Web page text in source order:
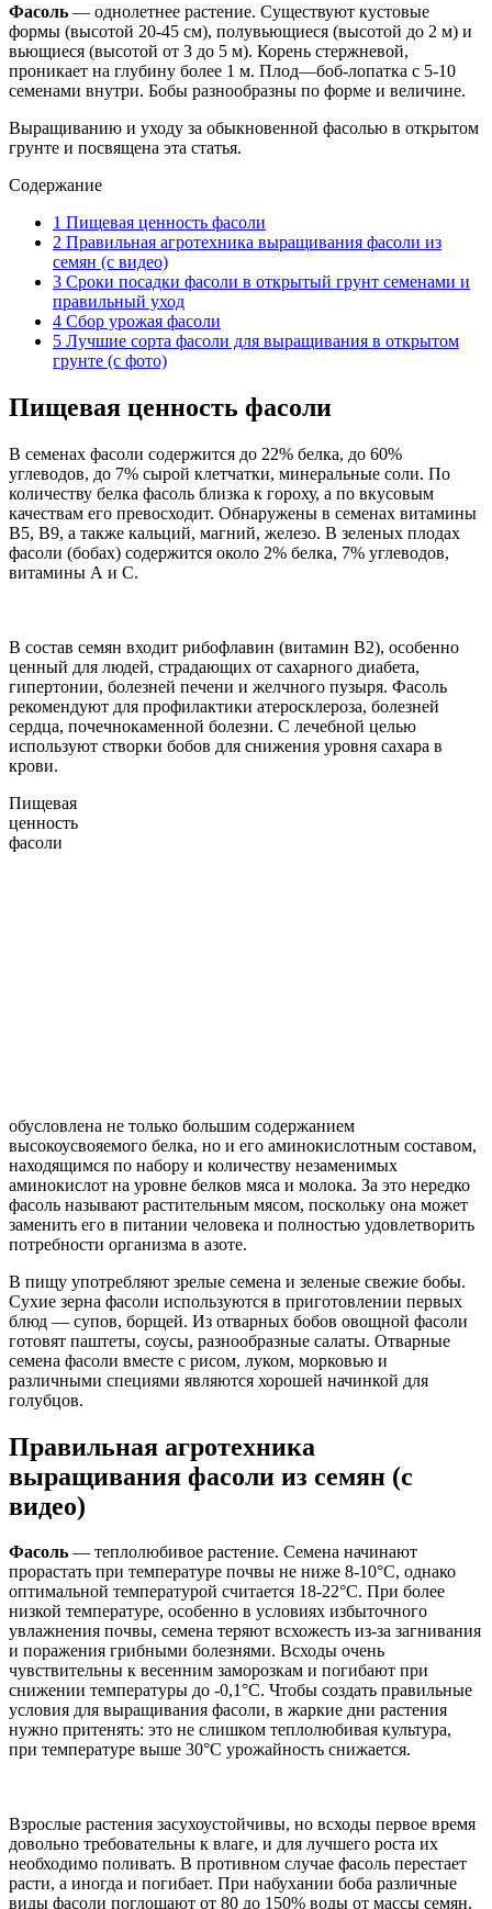
Фасоль — однолетнее растение. Существуют кустовые
формы (высотой 20-45 см), полувьющиеся (высотой до 2 м) и
вьющиеся (высотой от 3 до 5 м). Корень стержневой,
проникает на глубину более 1 м. Плод—боб-лопатка с 5-10
семенами внутри. Бобы разнообразны по форме и величине.
Выращиванию и уходу за обыкновенной фасолью в открытом
грунте и посвящена эта статья.
Содержание
1 Пищевая ценность фасоли
2 Правильная агротехника выращивания фасоли из
семян (с видео)
3 Сроки посадки фасоли в открытый грунт семенами и
правильный уход
4 Сбор урожая фасоли
5 Лучшие сорта фасоли для выращивания в открытом
грунте (с фото)
Пищевая ценность фасоли
В семенах фасоли содержится до 22% белка, до 60%
углеводов, до 7% сырой клетчатки, минеральные соли. По
количеству белка фасоль близка к гороху, а по вкусовым
качествам его превосходит. Обнаружены в семенах витамины
В5, В9, а также кальций, магний, железо. В зеленых плодах
фасоли (бобах) содержится около 2% белка, 7% углеводов,
витамины А и С.
В состав семян входит рибофлавин (витамин В2), особенно
ценный для людей, страдающих от сахарного диабета,
гипертонии, болезней печени и желчного пузыря. Фасоль
рекомендуют для профилактики атеросклероза, болезней
сердца, почечнокаменной болезни. С лечебной целью
используют створки бобов для снижения уровня сахара в
крови.
Пищевая
ценность
фасоли
обусловлена не только большим содержанием
высокоусвояемого белка, но и его аминокислотным составом,
находящимся по набору и количеству незаменимых
аминокислот на уровне белков мяса и молока. За это нередко
фасоль называют растительным мясом, поскольку она может
заменить его в питании человека и полностью удовлетворить
потребности организма в азоте.
В пищу употребляют зрелые семена и зеленые свежие бобы.
Сухие зерна фасоли используются в приготовлении первых
блюд — супов, борщей. Из отварных бобов овощной фасоли
готовят паштеты, соусы, разнообразные салаты. Отварные
семена фасоли вместе с рисом, луком, морковью и
различными специями являются хорошей начинкой для
голубцов.
Правильная агротехника
выращивания фасоли из семян (с
видео)
Фасоль — теплолюбивое растение. Семена начинают
прорастать при температуре почвы не ниже 8-10°С, однако
оптимальной температурой считается 18-22°С. При более
низкой температуре, особенно в условиях избыточного
увлажнения почвы, семена теряют всхожесть из-за загнивания
и поражения грибными болезнями. Всходы очень
чувствительны к весенним заморозкам и погибают при
снижении температуры до -0,1°С. Чтобы создать правильные
условия для выращивания фасоли, в жаркие дни растения
нужно притенять: это не слишком теплолюбивая культура,
при температуре выше 30°С урожайность снижается.
Взрослые растения засухоустойчивы, но всходы первое время
довольно требовательны к влаге, и для лучшего роста их
необходимо поливать. В противном случае фасоль перестает
расти, а иногда и погибает. При набухании боба различные
виды фасоли поглощают от 80 до 150% воды от массы семян.